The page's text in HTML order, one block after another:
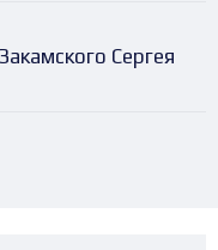
Сергея